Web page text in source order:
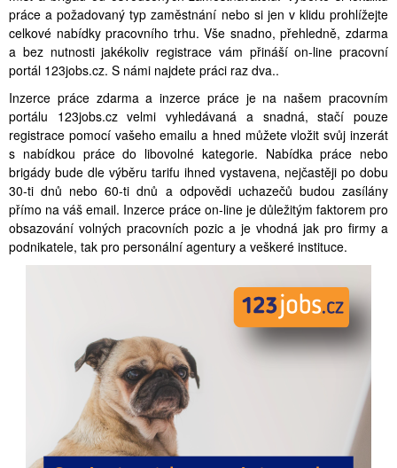
práce a požadovaný typ zaměstnání nebo si jen v klidu prohlížejte
celkové nabídky pracovního trhu. Vše snadno, přehledně, zdarma
a bez nutnosti jakékoliv registrace vám přináší on-line pracovní
portál 123jobs.cz. S námi najdete práci raz dva..
Inzerce práce zdarma a inzerce práce je na našem pracovním
portálu 123jobs.cz velmi vyhledávaná a snadná, stačí pouze
registrace pomocí vašeho emailu a hned můžete vložit svůj inzerát
s nabídkou práce do libovolné kategorie. Nabídka práce nebo
brigády bude dle výběru tarifu ihned vystavena, nejčastěji po dobu
30-ti dnů nebo 60-ti dnů a odpovědi uchazečů budou zasílány
přímo na váš email. Inzerce práce on-line je důležitým faktorem pro
obsazování volných pracovních pozic a je vhodná jak pro firmy a
podnikatele, tak pro personální agentury a veškeré instituce.